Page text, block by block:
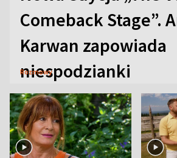
Comeback Stage”.
Karwan zapowiada
niespodzianki
Rozmowy